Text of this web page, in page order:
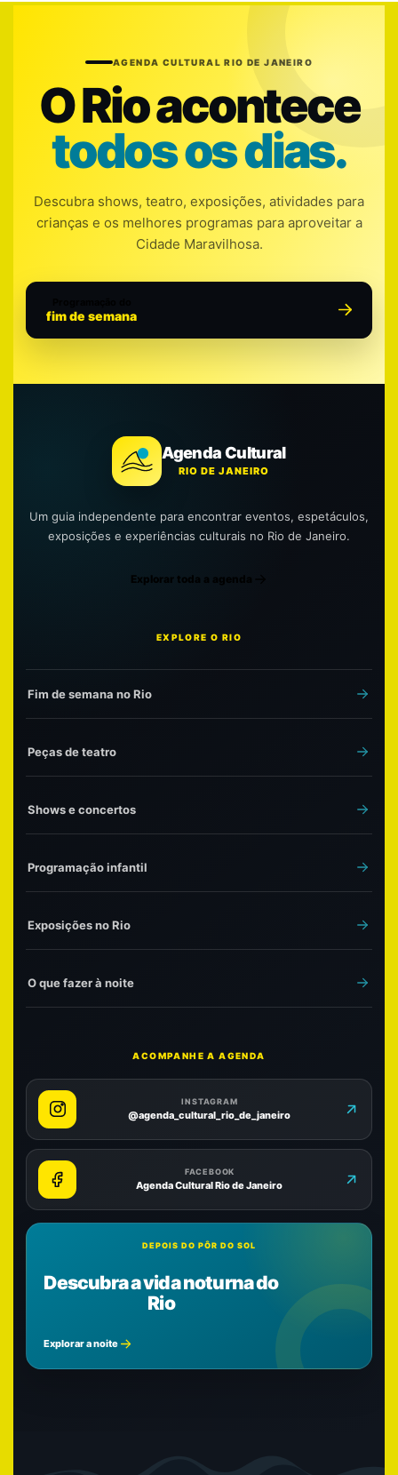
AGENDA CULTURAL RIO DE JANEIRO
O Rio acontece
todos os dias.
Descubra shows, teatro, exposições, atividades para
crianças e os melhores programas para aproveitar a
Cidade Maravilhosa.
fim de semana
Agenda Cultural
RIO DE JANEIRO
Um guia independente para encontrar eventos, espetáculos,
exposições e experiências culturais no Rio de Janeiro.
Explorar toda a agenda
EXPLORE O RIO
Fim de semana no Rio
Peças de teatro
Shows e concertos
Programação infantil
Exposições no Rio
O que fazer à noite
ACOMPANHE A AGENDA
INSTAGRAM
@agenda_cultural_rio_de_janeiro
FACEBOOK
Agenda Cultural Rio de Janeiro
DEPOIS DO PÔR DO SOL
Descubra a vida noturna do
Rio
Explorar a noite